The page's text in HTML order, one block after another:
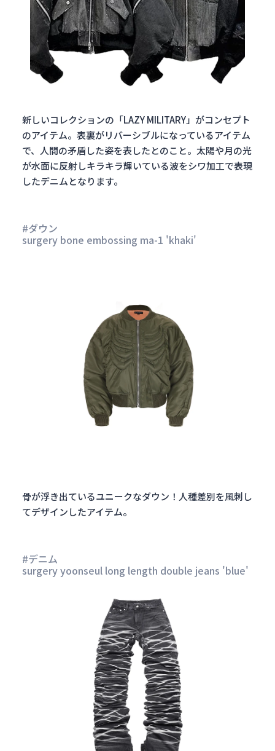
新しいコレクションの「LAZY MILITARY」がコンセプト
のアイテム。表裏がリバーシブルになっているアイテム
で、人間の矛盾した姿を表したとのこと。太陽や月の光
が水面に反射しキラキラ輝いている波をシワ加工で表現
したデニムとなります。
#ダウン
surgery bone embossing ma-1 'khaki'
骨が浮き出ているユニークなダウン！人種差別を風刺し
てデザインしたアイテム。
#デニム
surgery yoonseul long length double jeans 'blue'